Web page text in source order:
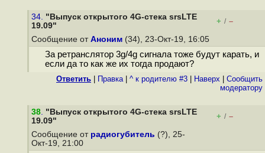
34. "Выпуск открытого 4G-стека srsLTE
19.09"
+ / –
Сообщение от Аноним (34), 23-Окт-19, 16:05
За ретранслятор 3g/4g сигнала тоже будут карать, и
если да то как же их тогда продают?
Ответить Правка| ^ к родителю #3 Наверх
Cообщить
модератору
38. "Выпуск открытого 4G-стека srsLTE
19.09"
+ / –
Сообщение от радиогубитель (?), 25-
Окт-19, 21:00